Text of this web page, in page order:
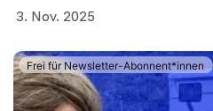
3. Nov. 2025
Frei für Newsletter-Abonnent*innen